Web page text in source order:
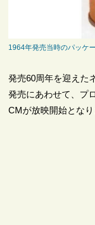
1964年発売当時のパッケ
発売60周年を迎えた
発売にあわせて、プ
CMが放映開始となり